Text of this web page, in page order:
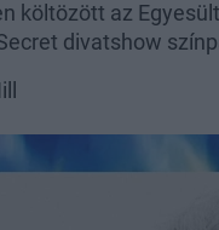
költözött az
divatshow